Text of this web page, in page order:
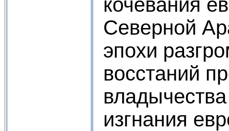
Северной
эпохи
восстаний
изгнания